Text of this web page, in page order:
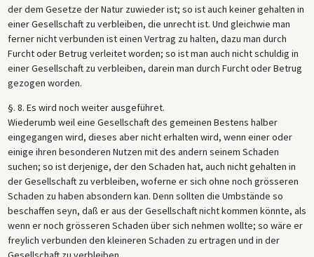
der dem Gesetze der Natur zuwieder ist; so ist auch keiner gehalten in
einer Gesellschaft zu verbleiben, die unrecht ist. Und gleichwie man
ferner nicht verbunden ist einen Vertrag zu halten, dazu man durch
Furcht oder Betrug verleitet worden; so ist man auch nicht schuldig in
einer Gesellschaft zu verbleiben, darein man durch Furcht oder Betrug
gezogen worden.
§. 8. Es wird noch weiter ausgeführet.
Wiederumb weil eine Gesellschaft des gemeinen Bestens halber
eingegangen wird, dieses aber nicht erhalten wird, wenn einer oder
einige ihren besonderen Nutzen mit des andern seinem Schaden
suchen; so ist derjenige, der den Schaden hat, auch nicht gehalten in
der Gesellschaft zu verbleiben, woferne er sich ohne noch grösseren
Schaden zu haben absondern kan. Denn sollten die Umbstände so
beschaffen seyn, daß er aus der Gesellschaft nicht kommen könnte, als
wenn er noch grösseren Schaden über sich nehmen wollte; so wäre er
freylich verbunden den kleineren Schaden zu ertragen und in der